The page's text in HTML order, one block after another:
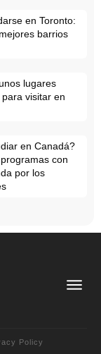
en Toronto:
barrios
lugares
visitar en
en Canadá?
con
por los
Policy